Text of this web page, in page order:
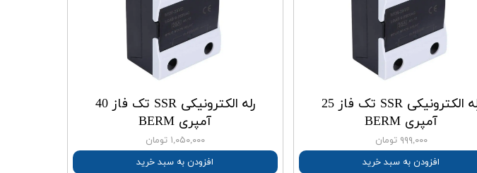
رله الکترونیکی SSR تک فاز 25
آمپری BERM
۹۹۹,۰۰۰ تومان
افزودن به سبد خرید
رله الکترونیکی SSR تک فاز 40
آمپری BERM
۱,۰۵۰,۰۰۰ تومان
افزودن به سبد خرید